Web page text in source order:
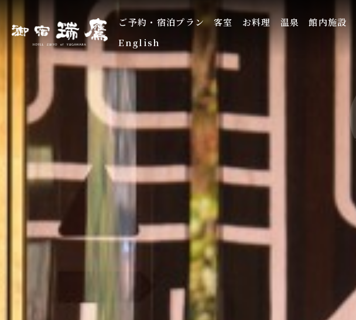
ご予約・宿泊プラン 客室 お料理 温泉 館内施設
English